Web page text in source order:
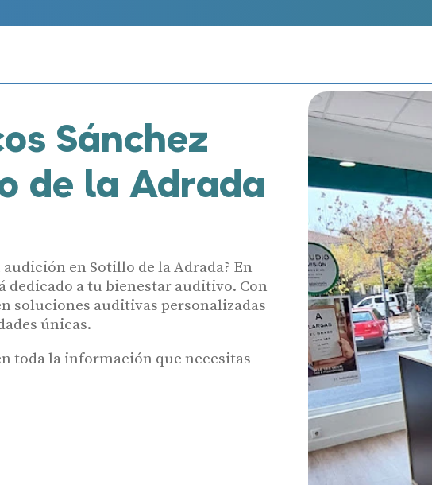
Sánchez
de la Adrada
en Sotillo de la Adrada? En
dedicado a tu bienestar auditivo. Con
soluciones auditivas personalizadas
únicas.
toda la información que necesitas